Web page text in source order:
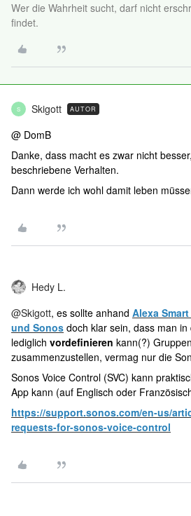
Wer die Wahrheit sucht, darf nicht
findet.
S Skigott AUTOR
@ DomB
Danke, dass macht es zwar nicht
beschriebene Verhalten.
Dann werde ich wohl damit leben
Hedy L.
@Skigott, es sollte anhand Alexa
und Sonos doch klar sein, dass man
lediglich vordefinieren kann(?)
zusammenzustellen, vermag nur die
Sonos Voice Control (SVC) kann
App kann (auf Englisch oder
https://support.sonos.com/en-us/
requests-for-sonos-voice-control